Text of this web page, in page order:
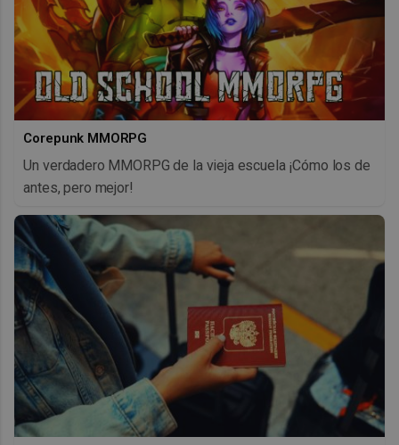
Corepunk MMORPG
Un verdadero MMORPG de la vieja escuela ¡Cómo los de
antes, pero mejor!